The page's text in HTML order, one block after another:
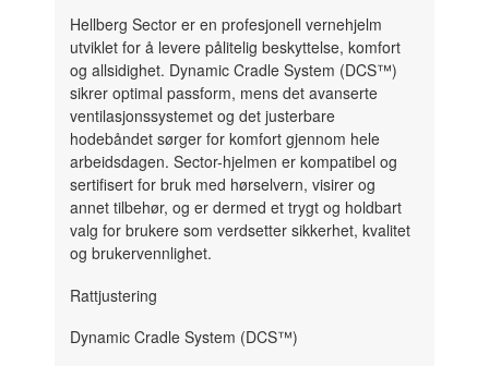
Hellberg Sector er en profesjonell vernehjelm
utviklet for å levere pålitelig beskyttelse, komfort
og allsidighet. Dynamic Cradle System (DCS™)
sikrer optimal passform, mens det avanserte
ventilasjonssystemet og det justerbare
hodebåndet sørger for komfort gjennom hele
arbeidsdagen. Sector-hjelmen er kompatibel og
sertifisert for bruk med hørselvern, visirer og
annet tilbehør, og er dermed et trygt og holdbart
valg for brukere som verdsetter sikkerhet, kvalitet
og brukervennlighet.
Rattjustering
Dynamic Cradle System (DCS™)